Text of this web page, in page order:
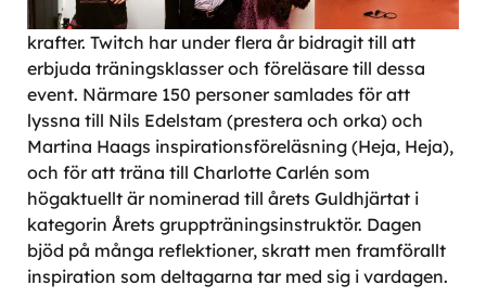
krafter. Twitch har under flera år bidragit till att
erbjuda träningsklasser och föreläsare till dessa
event. Närmare 150 personer samlades för att
lyssna till Nils Edelstam (prestera och orka) och
Martina Haags inspirationsföreläsning (Heja, Heja),
och för att träna till Charlotte Carlén som
högaktuellt är nominerad till årets Guldhjärtat i
kategorin Årets gruppträningsinstruktör. Dagen
bjöd på många reflektioner, skratt men framförallt
inspiration som deltagarna tar med sig i vardagen.